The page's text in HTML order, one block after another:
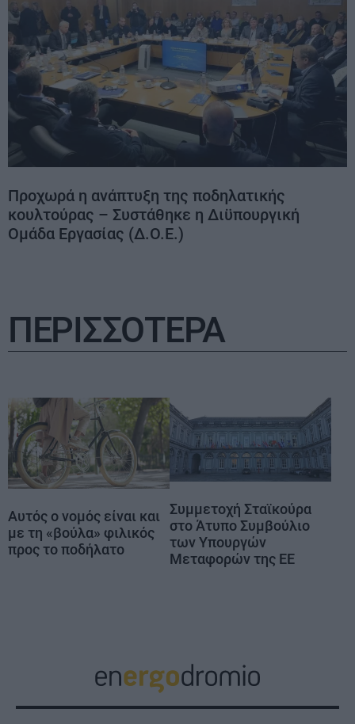
Προχωρά η ανάπτυξη της ποδηλατικής
κουλτούρας – Συστάθηκε η Διϋπουργική
Ομάδα Εργασίας (Δ.Ο.Ε.)
ΠΕΡΙΣΣΟΤΕΡΑ
Αυτός ο νομός είναι και
με τη «βούλα» φιλικός
προς το ποδήλατο
Συμμετοχή Σταϊκούρα
στο Άτυπο Συμβούλιο
των Υπουργών
Μεταφορών της ΕΕ